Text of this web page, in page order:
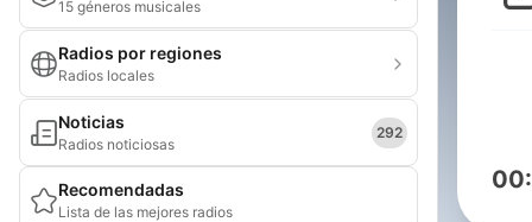
15 géneros musicales
Radios por regiones
Radios locales
Noticias
Radios noticiosas
292
Recomendadas
Lista de las mejores radios